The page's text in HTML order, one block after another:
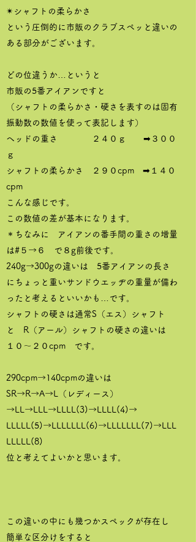
✴シャフトの柔らかさ
という圧倒的に市販のクラブスペッと違いの
ある部分がございます。
どの位違うか…というと
市販の5番アイアンですと
（シャフトの柔らかさ・硬さを表すのは固有
振動数の数値を使って表記します）
ヘッドの重さ ２４０ｇ ➡３００
ｇ
シャフトの柔らかさ ２９０cpm ➡１４０
cpm
こんな感じです。
この数値の差が基本になります。
＊ちなみに アイアンの番手間の重さの増量
は#５→６ で８g前後です。
240g→300gの違いは 5番アイアンの長さ
にちょっと重いサンドウエッヂの重量が備わ
ったと考えるといいかも…です。
シャフトの硬さは通常S（エス）シャフト
と R（アール）シャフトの硬さの違いは
１０～２０cpm です。
290cpm→140cpmの違いは
SR→R→A→L（レディース）
→LL→LLL→LLLL(3)→LLLL(4)→
LLLLL(5)→LLLLLLL(6)→LLLLLLL(7)→LLL
LLLLL(8)
位と考えてよいかと思います。
この違いの中にも幾つかスペックが存在し
簡単な区分けをすると